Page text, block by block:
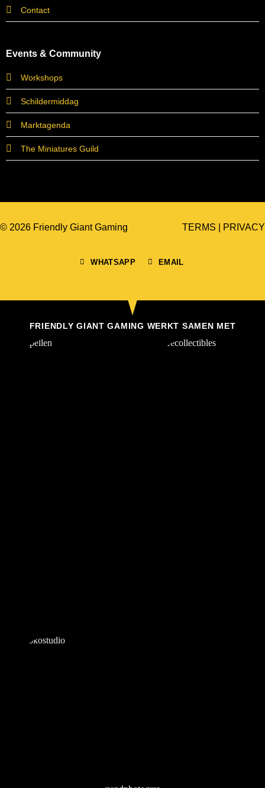
Contact
Events & Community
Workshops
Schildermiddag
Marktagenda
The Miniatures Guild
© 2026 Friendly Giant Gaming
WHATSAPP EMAIL
TERMS PRIVACY
FRIENDLY GIANT GAMING WERKT SAMEN MET